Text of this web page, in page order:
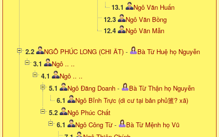
13.1
Ngô Văn Huấn
12.3
Ngô Văn Bồng
12.4
Ngô Văn Mẫn
2.2 NGÔ PHÚC LONG (CHI ÂT) -
Bà Từ Huệ họ Nguyễn
3.1
Ngô .. ..
4.1
Ngô .. ..
5.1
Ngô Đăng Doanh -
Bà Từ Thận họ Nguyễn
6.1
Ngô Bỉnh Trực (di cư tại bản phủ簠? xã)
5.2
Ngô Phúc Chất
6.1
Ngô Công Từ -
Bà Từ Mệnh họ Vũ